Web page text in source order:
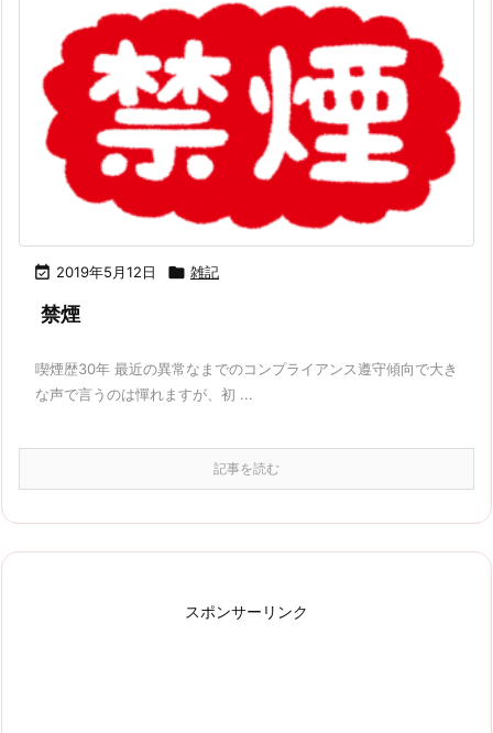
 2019年5月12日  雑記
禁煙
喫煙歴30年 最近の異常なまでのコンプライアンス遵守傾向で大き
な声で言うのは憚れますが、初 ...
記事を読む
スポンサーリンク